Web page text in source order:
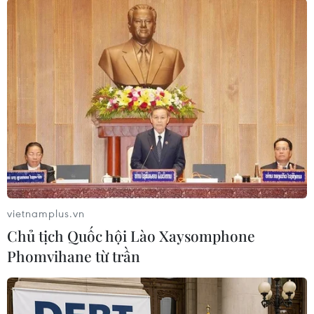
Vào năm 2021, giá trị ước tính của WeWork
giảm xuống chỉ còn 10 tỷ USD. Công ty này cuối
cùng đã phải IPO thông qua việc sáp nhập với
một công ty thâu tóm có mục đích đặc biệt vào
tháng 11 năm đó.
WeWork gặp khó khăn do giá thuê cao và các
khách hàng doanh nghiệp hủy hợp đồng, khi
một số lượng lớn người lao động làm việc từ xa
sau đại dịch.
Công ty này đã điều chỉnh hợp đồng và tái cơ
cấu nợ, nhưng điều này là chưa đủ để thoát
khỏi nguy cơ phá sản.
Tính đến cuối tháng 6/2023, số nợ của WeWork
vietnamplus.vn
Chủ tịch Quốc hội Lào Xaysomphone
Phomvihane từ trần